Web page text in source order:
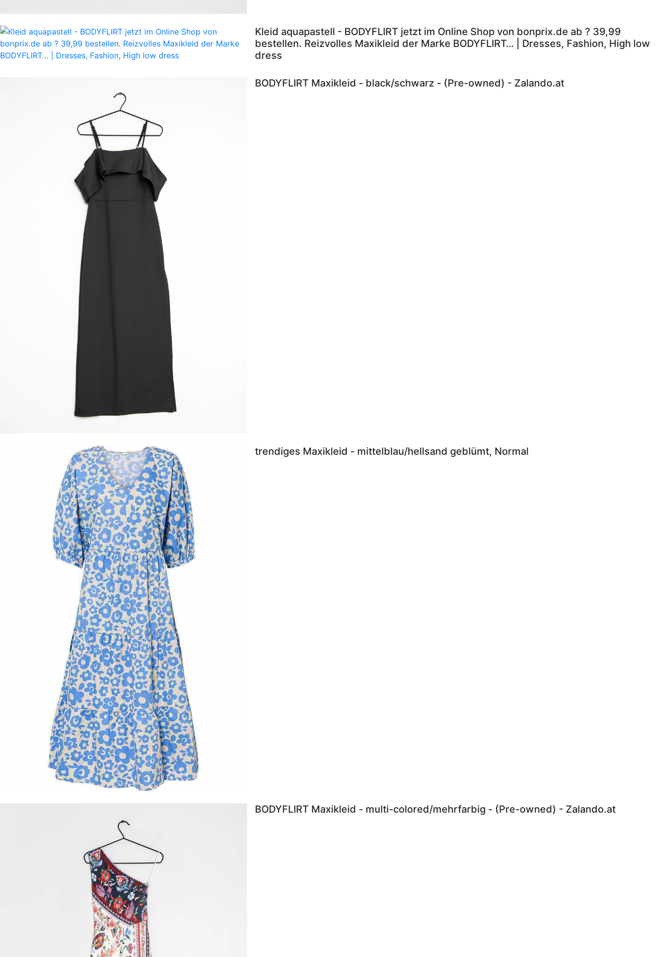
Kleid aquapastell - BODYFLIRT jetzt im Online Shop von bonprix.de ab ? 39,99
bestellen. Reizvolles Maxikleid der Marke BODYFLIRT… | Dresses, Fashion, High low
dress
BODYFLIRT Maxikleid - black/schwarz - (Pre-owned) - Zalando.at
trendiges Maxikleid - mittelblau/hellsand geblümt, Normal
BODYFLIRT Maxikleid - multi-colored/mehrfarbig - (Pre-owned) - Zalando.at